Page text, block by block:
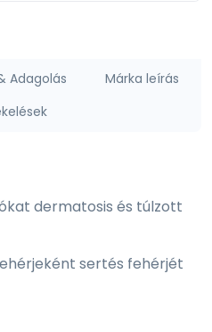
Adagolás
Márka leírás
dermatosis és túlzott
sertés fehérjét